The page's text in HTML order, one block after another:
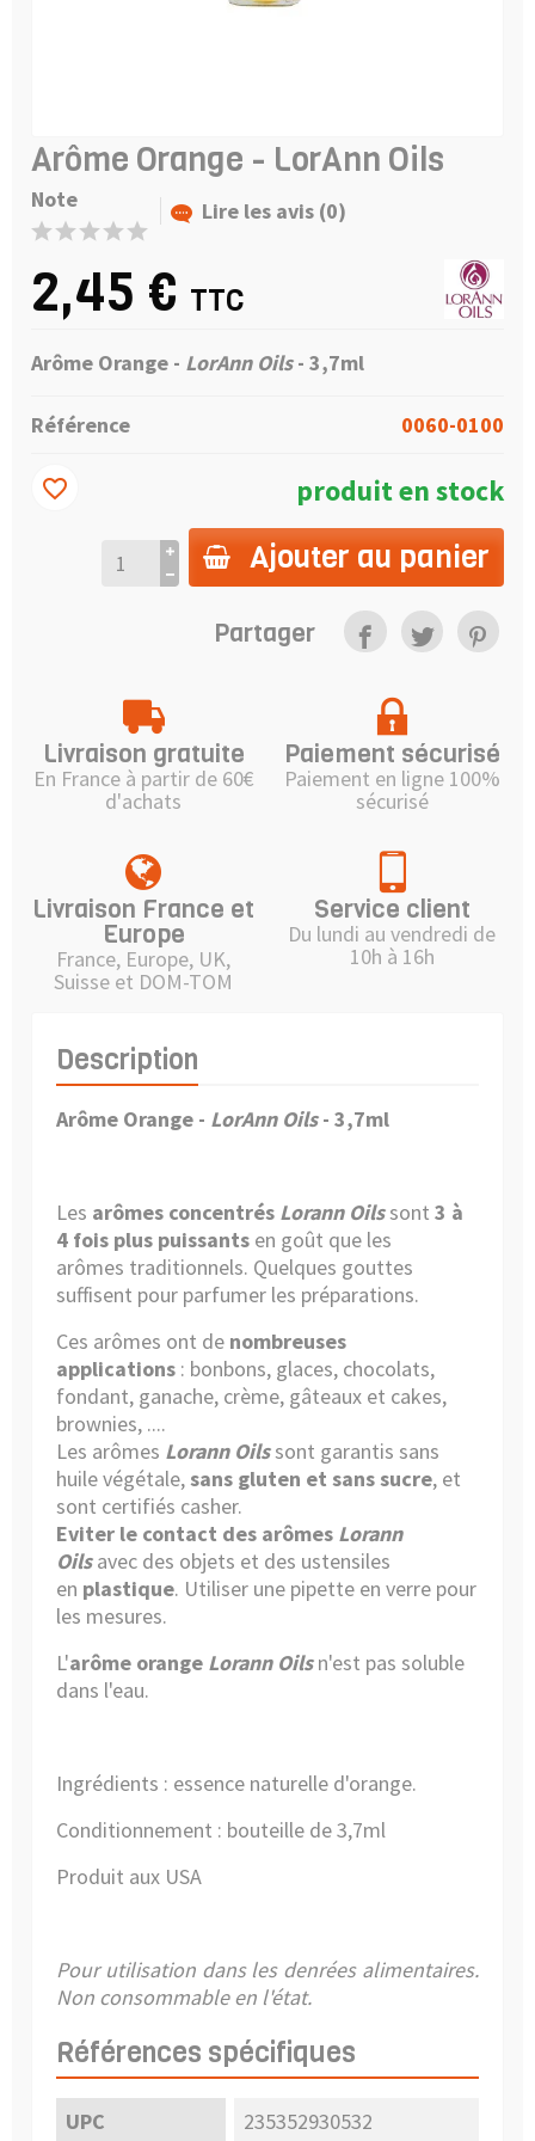
Arôme Orange - LorAnn Oils
Note Lire les avis (0)
2,45 € TTC
Arôme Orange - LorAnn Oils- 3,7ml
Référence 0060-0100
produit en stock
Ajouter au panier
favorite_border
Partager
Livraison gratuite
En France à partir de 60€
d'achats
Paiement sécurisé
Paiement en ligne 100%
sécurisé
Livraison France et
Europe
France, Europe, UK,
Suisse et DOM-TOM
Service client
Du lundi au vendredi de
10h à 16h
Description
Arôme Orange - LorAnn Oils- 3,7ml
Les arômes concentrés Lorann Oilssont 3 à
4 fois plus puissants en goût que les
arômes traditionnels. Quelques gouttes
suffisent pour parfumer les préparations.
Ces arômes ont de nombreuses
applications : bonbons, glaces, chocolats,
fondant, ganache, crème, gâteaux et cakes,
brownies, ....
Les arômes Lorann Oilssont garantis sans
huile végétale,sans gluten et sans sucre, et
sont certifiés casher.
Eviter le contact des arômes Lorann
Oilsavec des objets et des ustensiles
en plastique. Utiliser une pipette en verre pour
les mesures.
L'arôme orange Lorann Oilsn'est pas soluble
dans l'eau.
Ingrédients : essence naturelle d'orange.
Conditionnement : bouteille de 3,7ml
Produit aux USA
Pour utilisation dans les denrées alimentaires.
Non consommable en l'état.
Références spécifiques
UPC 235352930532